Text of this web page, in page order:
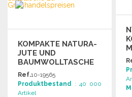
KOMPAKTE NATURA-
JUTE UND
BAUMWOLLTASCHE
Ref.10-19565
Produktbestand : 40 000
Artikel